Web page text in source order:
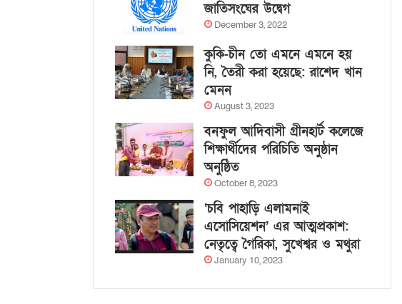
জাতিসংঘের উদ্বেগ
December 3, 2022
কুকি-চীন তো এমনে এমনে হয়
নি, তৈরী করা হয়েছে: রাশেদ খান
মেনন
August 3, 2023
বনফুল আদিবাসী গ্রীনহার্ট কলেজে
শিক্ষার্থীদের পরিচিতি অনুষ্ঠান
অনুষ্ঠিত
October 8, 2023
‘চবি পাহাড়ি এলামনাই
এসোসিয়েশন’ এর আত্মপ্রকাশ:
নেতৃত্বে গৈরিকা, সুখেশ্বর ও মথুরা
January 10, 2023